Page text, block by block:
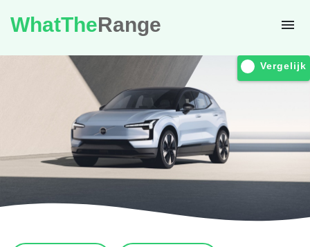
WhatTheRange
Vergelijk